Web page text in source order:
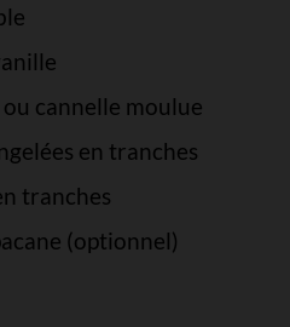
cannelle moulue
en tranches
tranches
(optionnel)